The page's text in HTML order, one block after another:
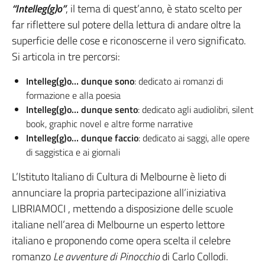
“Intelleg(g)o”, il tema di quest’anno, è stato scelto per
far riflettere sul potere della lettura di andare oltre la
superficie delle cose e riconoscerne il vero significato.
Si articola in tre percorsi:
Intelleg(g)o… dunque sono: dedicato ai romanzi di
formazione e alla poesia
Intelleg(g)o… dunque sento: dedicato agli audiolibri, silent
book, graphic novel e altre forme narrative
Intelleg(g)o… dunque faccio: dedicato ai saggi, alle opere
di saggistica e ai giornali
L’Istituto Italiano di Cultura di Melbourne è lieto di
annunciare la propria partecipazione all’iniziativa
LIBRIAMOCI , mettendo a disposizione delle scuole
italiane nell’area di Melbourne un esperto lettore
italiano e proponendo come opera scelta il celebre
romanzoLe avventure di Pinocchiodi Carlo Collodi.